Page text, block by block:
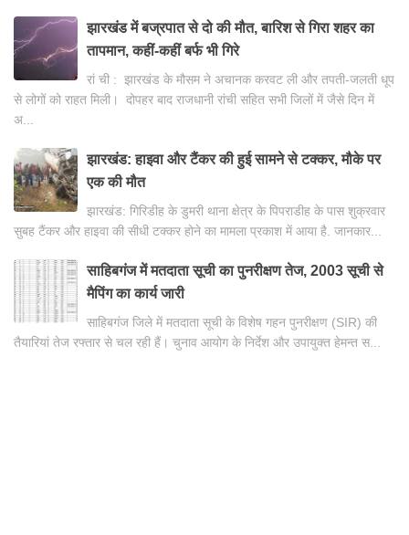
झारखंड में बज्रपात से दो की मौत, बारिश से गिरा शहर का
तापमान, कहीं-कहीं बर्फ भी गिरे
रां ची : झारखंड के मौसम ने अचानक करवट ली और तपती-जलती धूप
से लोगों को राहत मिली। दोपहर बाद राजधानी रांची सहित सभी जिलों में जैसे दिन में
अ...
झारखंड: हाइवा और टैंकर की हुई सामने से टक्कर, मौके पर
एक की मौत
झारखंड: गिरिडीह के डुमरी थाना क्षेत्र के पिपराडीह के पास शुक्रवार
सुबह टैंकर और हाइवा की सीधी टक्कर होने का मामला प्रकाश में आया है. जानकार...
साहिबगंज में मतदाता सूची का पुनरीक्षण तेज, 2003 सूची से
मैपिंग का कार्य जारी
साहिबगंज जिले में मतदाता सूची के विशेष गहन पुनरीक्षण (SIR) की
तैयारियां तेज रफ्तार से चल रही हैं। चुनाव आयोग के निर्देश और उपायुक्त हेमन्त स...